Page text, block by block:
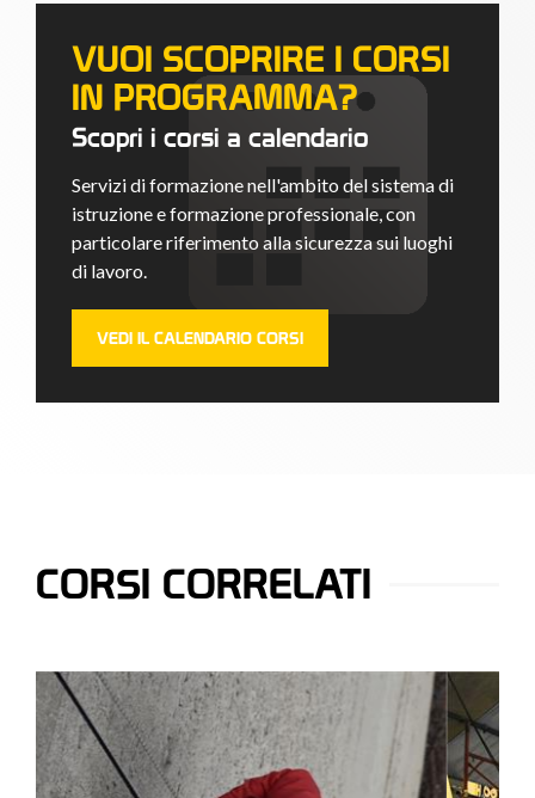
VUOI SCOPRIRE I CORSI
IN PROGRAMMA?
Scopri i corsi a calendario
Servizi di formazione nell'ambito del sistema di
istruzione e formazione professionale, con
particolare riferimento alla sicurezza sui luoghi
di lavoro.
VEDI IL CALENDARIO CORSI
CORSI CORRELATI